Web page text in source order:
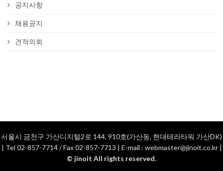
공지사항
채용공지
견적의뢰
서울시 금천구 가산디지털2로 144, 910호(가산동, 현대테라타워 가산DK)
| Tel 02-857-7714 / Fax 02-857-7713 | E-mail : webmaster@jinoit.co.kr |
© jinoit All rights reserved.